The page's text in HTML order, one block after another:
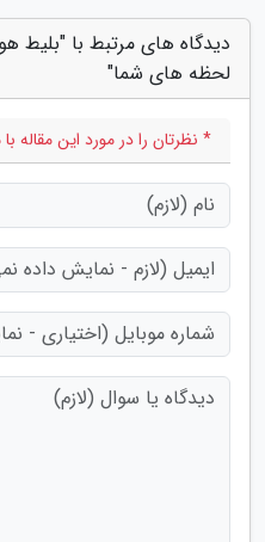
لحظه های شما"
* نظرتان را در مورد این مقاله